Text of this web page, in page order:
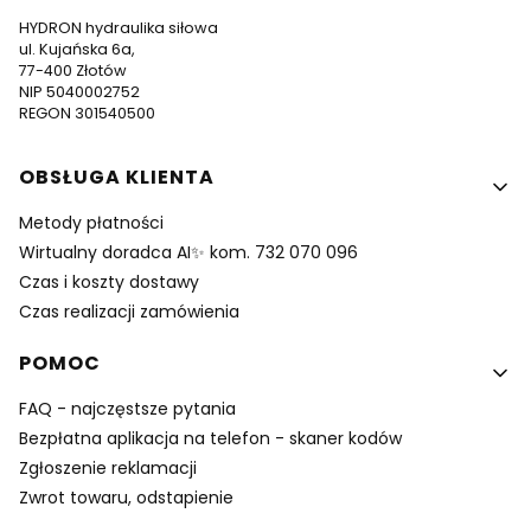
HYDRON hydraulika siłowa
ul. Kujańska 6a,
77-400 Złotów
NIP 5040002752
REGON 301540500
Linki w stopce
OBSŁUGA KLIENTA
Metody płatności
Wirtualny doradca AI✨ kom. 732 070 096
Czas i koszty dostawy
Czas realizacji zamówienia
POMOC
FAQ - najczęstsze pytania
Bezpłatna aplikacja na telefon - skaner kodów
Zgłoszenie reklamacji
Zwrot towaru, odstapienie